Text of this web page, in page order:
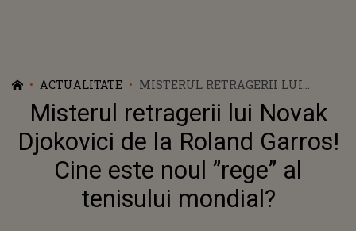
ACTUALITATE
MISTERUL RETRAGERII LUI
NOVAK DJOKOVICI DE LA ROLAND
GARROS! CINE ESTE NOUL ”REGE”
AL TENISULUI MONDIAL?
Misterul retragerii lui Novak
Djokovici de la Roland Garros!
Cine este noul ”rege” al
tenisului mondial?